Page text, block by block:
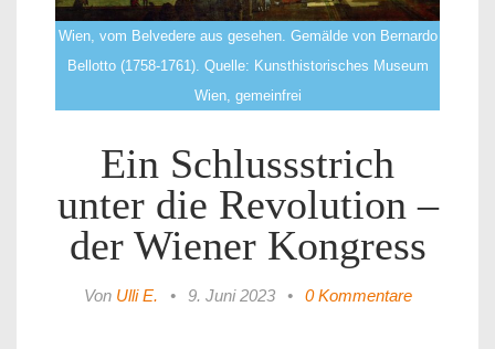
Wien, vom Belvedere aus gesehen. Gemälde von Bernardo
Bellotto (1758-1761). Quelle: Kunsthistorisches Museum
Wien, gemeinfrei
Ein Schlussstrich
unter die Revolution –
der Wiener Kongress
Von Ulli E. • 9. Juni 2023 • 0 Kommentare